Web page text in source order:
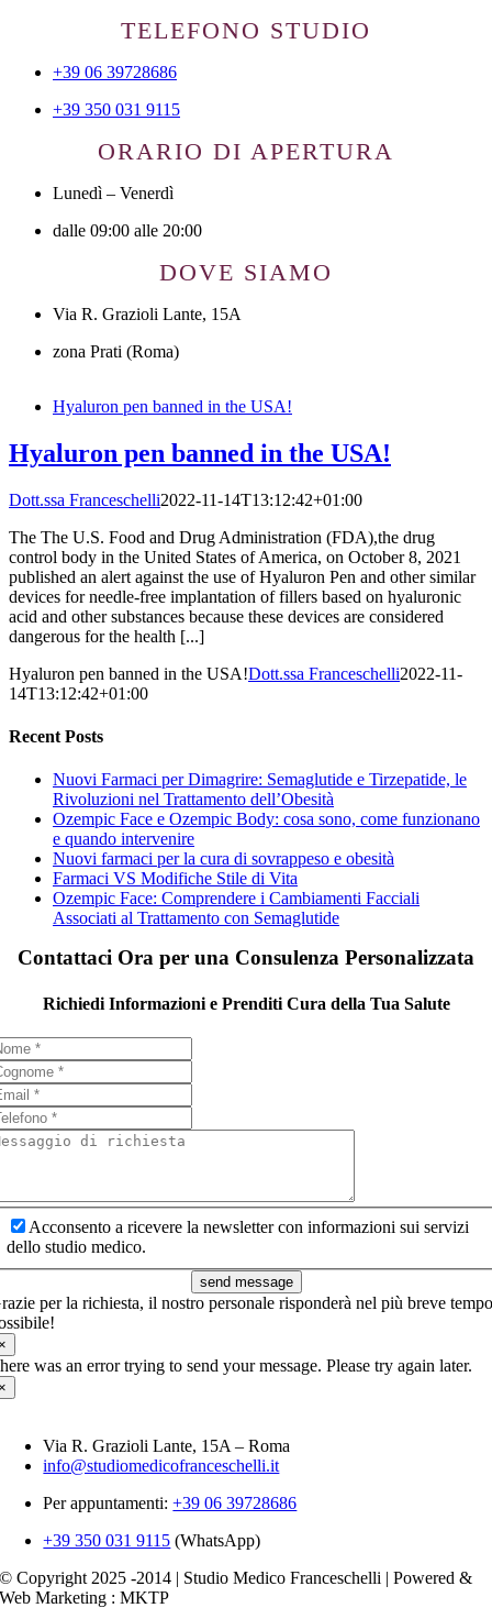
TELEFONO STUDIO
+39 06 39728686
+39 350 031 9115
ORARIO DI APERTURA
Lunedì – Venerdì
dalle 09:00 alle 20:00
DOVE SIAMO
Via R. Grazioli Lante, 15A
zona Prati (Roma)
Hyaluron pen banned in the USA!
Hyaluron pen banned in the USA!
Dott.ssa Franceschelli2022-11-14T13:12:42+01:00
The The U.S. Food and Drug Administration (FDA),the drug
control body in the United States of America, on October 8, 2021
published an alert against the use of Hyaluron Pen and other similar
devices for needle-free implantation of fillers based on hyaluronic
acid and other substances because these devices are considered
dangerous for the health [...]
Hyaluron pen banned in the USA!Dott.ssa Franceschelli2022-11-
14T13:12:42+01:00
Recent Posts
Nuovi Farmaci per Dimagrire: Semaglutide e Tirzepatide, le
Rivoluzioni nel Trattamento dell’Obesità
Ozempic Face e Ozempic Body: cosa sono, come funzionano
e quando intervenire
Nuovi farmaci per la cura di sovrappeso e obesità
Farmaci VS Modifiche Stile di Vita
Ozempic Face: Comprendere i Cambiamenti Facciali
Associati al Trattamento con Semaglutide
Contattaci Ora per una Consulenza Personalizzata
Richiedi Informazioni e Prenditi Cura della Tua Salute
Acconsento a ricevere la newsletter con informazioni sui servizi
dello studio medico.
send message
per la richiesta, il nostro personale risponderà nel più breve
was an error trying to send your message. Please try again later.
Via R. Grazioli Lante, 15A – Roma
info@studiomedicofranceschelli.it
Per appuntamenti:+39 06 39728686
+39 350 031 9115 (WhatsApp)
© Copyright 2025 -2014 | Studio Medico Franceschelli | Powered &
Web Marketing : MKTP